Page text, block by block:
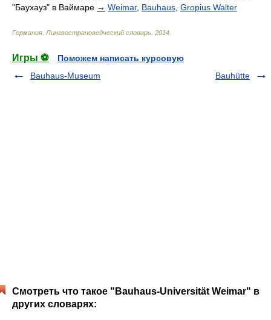
"Баухауз" в Ваймаре → Weimar, Bauhaus Gropius Walter
Германия. Лингвострановедческий словарь 2014
Игры ⚽
Поможем написать курсовую
Bauhaus-Museum
Bauhütte
Смотреть что такое "Bauhaus-Universität Weimar" в
других словарях: